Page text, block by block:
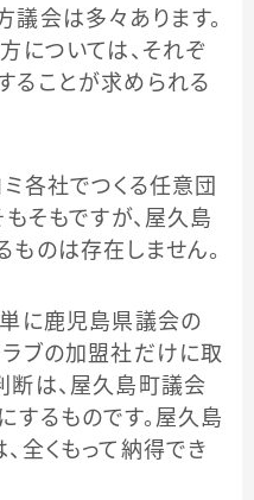
会は多々あります。
については、それぞ
ることが求められる
各社でつくる任意団
もそもですが、屋久島
のは存在しません。
単に鹿児島県議会の
ブの加盟社だけに取
断は、屋久島町議会
るものです。屋久島
全くもって納得でき